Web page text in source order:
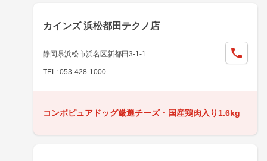
カインズ 浜松都田テクノ店
静岡県浜松市浜名区新都田3-1-1
TEL: 053-428-1000
コンボピュアドッグ厳選チーズ・国産鶏肉入り1.6kg